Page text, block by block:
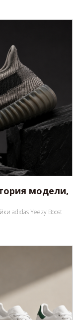
модели,
adidas Yeezy Boost